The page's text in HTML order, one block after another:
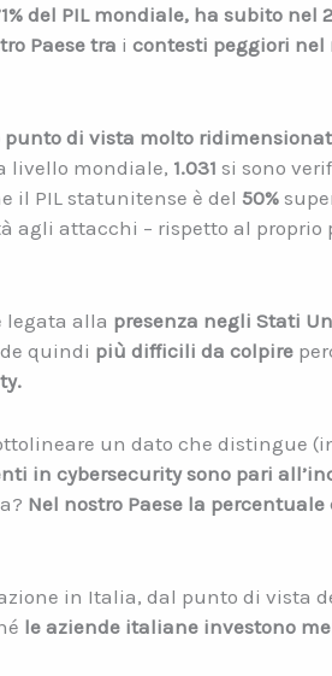
del PIL mondiale, ha subito nel
Paese tra i contesti peggiori nel
punto di vista molto
livello mondiale, 1.031 si sono
il PIL statunitense è del 50%
agli attacchi – rispetto al proprio
legata alla presenza negli Stati
quindi più difficili da colpire
un dato che distingue
in cybersecurity sono pari
Nel nostro Paese la
in Italia, dal punto di vista
le aziende italiane investono